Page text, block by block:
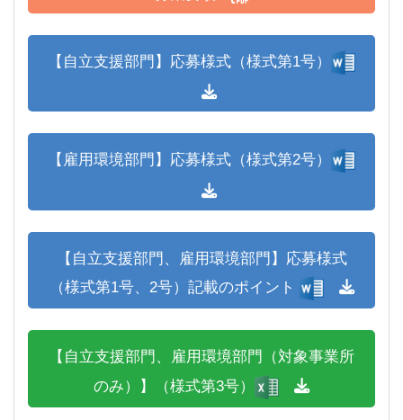
【自立支援部門】応募様式（様式第1号）
【雇用環境部門】応募様式（様式第2号）
【自立支援部門、雇用環境部門】応募様式
（様式第1号、2号）記載のポイント
【自立支援部門、雇用環境部門（対象事業所
のみ）】（様式第3号）